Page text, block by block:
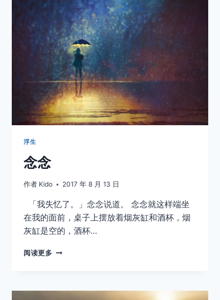
孤
浮生
念念
作者 Kido 2017 年 8 月 13 日
「我失忆了。」念念说道。 念念就这样端坐
在我的面前，桌子上摆放着烟灰缸和酒杯，烟
灰缸是空的，酒杯…
阅读更多 念